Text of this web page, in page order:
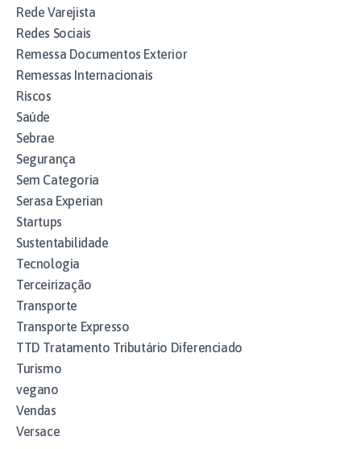
Rede Varejista
Redes Sociais
Remessa Documentos Exterior
Remessas Internacionais
Riscos
Saúde
Sebrae
Segurança
Sem Categoria
Serasa Experian
Startups
Sustentabilidade
Tecnologia
Terceirização
Transporte
Transporte Expresso
TTD Tratamento Tributário Diferenciado
Turismo
vegano
Vendas
Versace